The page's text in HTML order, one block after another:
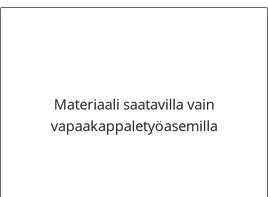
Materiaali saatavilla vain
vapaakappaletyöasemilla